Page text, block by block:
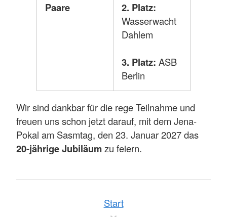
Paare 2. Platz:
Wasserwacht
Dahlem
3. Platz: ASB
Berlin
Wir sind dankbar für die rege Teilnahme und
freuen uns schon jetzt darauf, mit dem Jena-
Pokal am Sasmtag, den 23. Januar 2027 das
20-jährige Jubiläumzu feiern.
Start